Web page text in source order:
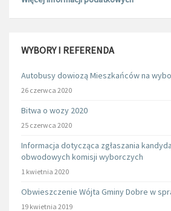
WYBORY I REFERENDA
Autobusy dowiozą Mieszkańców na
26 czerwca 2020
Bitwa o wozy 2020
25 czerwca 2020
Informacja dotycząca zgłaszania
obwodowych komisji wyborczych
1 kwietnia 2020
Obwieszczenie Wójta Gminy Dobre w
19 kwietnia 2019